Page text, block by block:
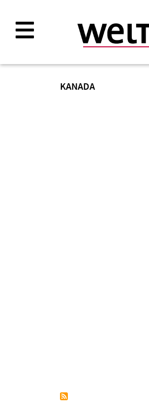
Inhalt
KANADA